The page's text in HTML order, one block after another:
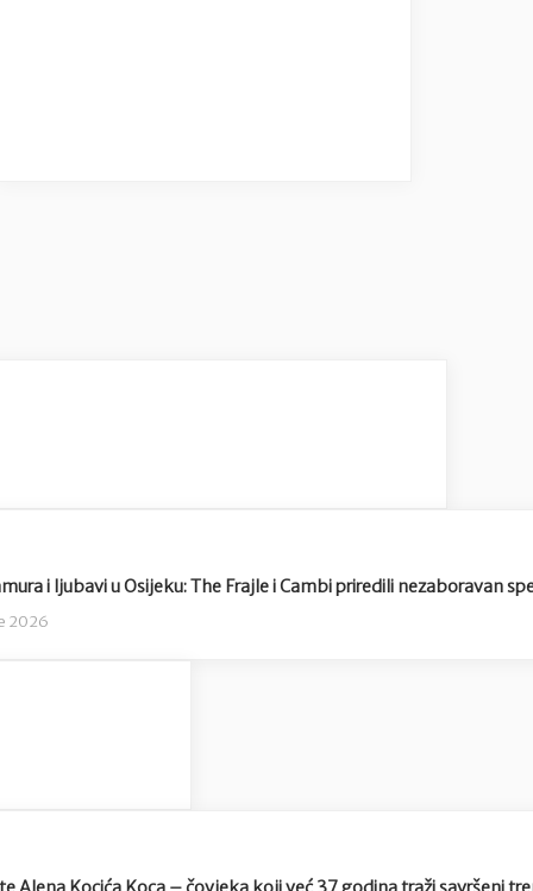
i ljubavi u Osijeku: The Frajle i Cambi priredili nezaboravan
2026